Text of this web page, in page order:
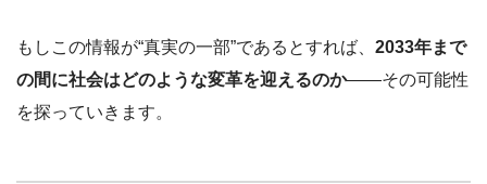
もしこの情報が“真実の一部”であるとすれば、 2033年まで
の間に社会はどのような変革を迎えるのか——その可能性
を探っていきます。